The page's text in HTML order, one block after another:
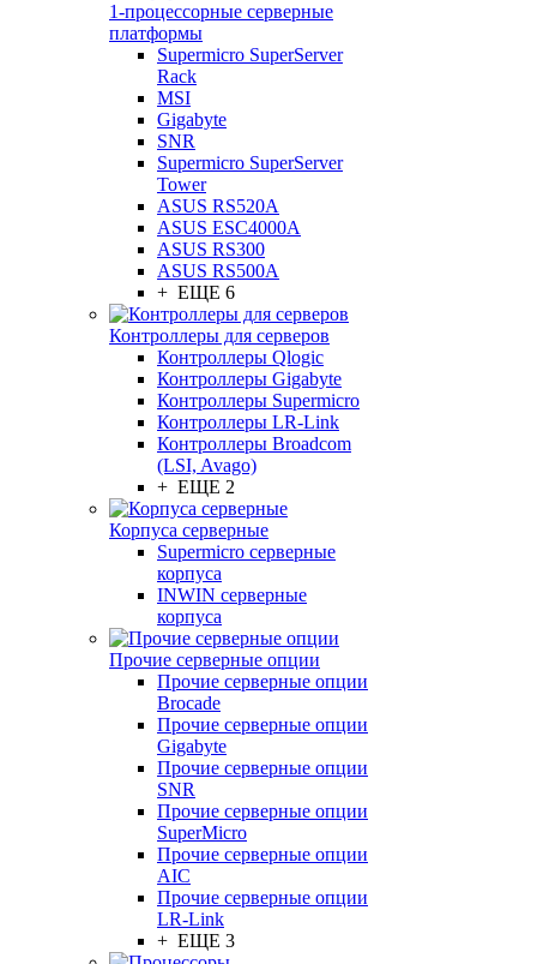
1-процессорные серверные
платформы
Supermicro SuperServer
Rack
MSI
Gigabyte
SNR
Supermicro SuperServer
Tower
ASUS RS520A
ASUS ESC4000A
ASUS RS300
ASUS RS500A
+ ЕЩЕ 6
Контроллеры для серверов
Контроллеры Qlogic
Контроллеры Gigabyte
Контроллеры Supermicro
Контроллеры LR-Link
Контроллеры Broadcom
(LSI, Avago)
+ ЕЩЕ 2
Корпуса серверные
Supermicro серверные
корпуса
INWIN серверные
корпуса
Прочие серверные опции
Прочие серверные опции
Brocade
Прочие серверные опции
Gigabyte
Прочие серверные опции
SNR
Прочие серверные опции
SuperMicro
Прочие серверные опции
AIC
Прочие серверные опции
LR-Link
+ ЕЩЕ 3